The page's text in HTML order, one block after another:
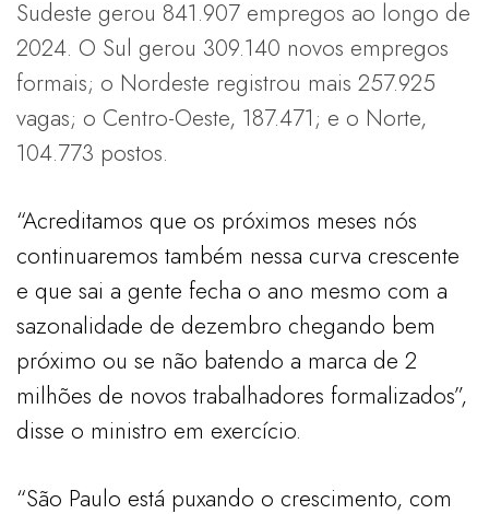
Sudeste gerou 841.907 empregos ao longo de
2024. O Sul gerou 309.140 novos empregos
formais; o Nordeste registrou mais 257.925
vagas; o Centro-Oeste, 187.471; e o Norte,
104.773 postos.
“Acreditamos que os próximos meses nós
continuaremos também nessa curva crescente
e que sai a gente fecha o ano mesmo com a
sazonalidade de dezembro chegando bem
próximo ou se não batendo a marca de 2
milhões de novos trabalhadores formalizados”,
disse o ministro em exercício.
“São Paulo está puxando o crescimento, com